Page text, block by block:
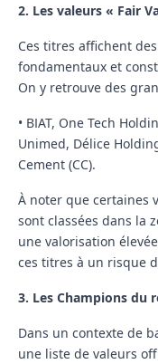
2. Les valeurs « Fair
Ces titres affichent
fondamentaux et
On y retrouve des
• BIAT, One Tech
Unimed, Délice
Cement (CC).
À noter que certaines
sont classées dans la
une valorisation
ces titres à un risque
3. Les Champions du
Dans un contexte de
une liste de valeurs